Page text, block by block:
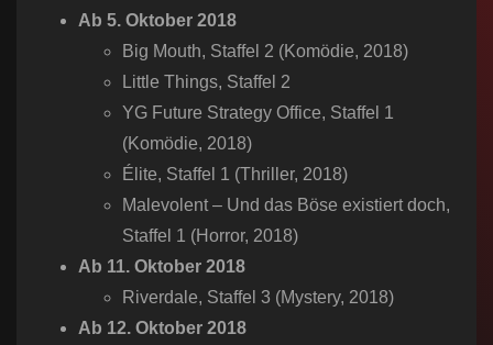
Ab 5. Oktober 2018
Big Mouth, Staffel 2 (Komödie, 2018)
Little Things, Staffel 2
YG Future Strategy Office, Staffel 1
(Komödie, 2018)
Élite, Staffel 1 (Thriller, 2018)
Malevolent – Und das Böse existiert doch,
Staffel 1 (Horror, 2018)
Ab 11. Oktober 2018
Riverdale, Staffel 3 (Mystery, 2018)
Ab 12. Oktober 2018